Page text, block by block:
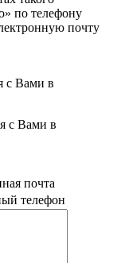
по телефону
почту
с Вами в
с Вами в
почта
телефон